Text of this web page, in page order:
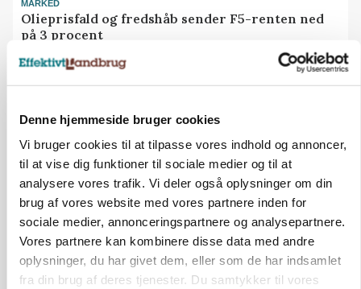
Denne hjemmeside bruger cookies
Vi bruger cookies til at tilpasse vores indhold og annoncer,
til at vise dig funktioner til sociale medier og til at
analysere vores trafik. Vi deler også oplysninger om din
brug af vores website med vores partnere inden for
sociale medier, annonceringspartnere og analysepartnere.
Vores partnere kan kombinere disse data med andre
oplysninger, du har givet dem, eller som de har indsamlet
fra din brug af deres tjenester. Du samtykker til vores
MARKED
Olieprisfald og fredshåb sender F5-renten ned
på 3 procent